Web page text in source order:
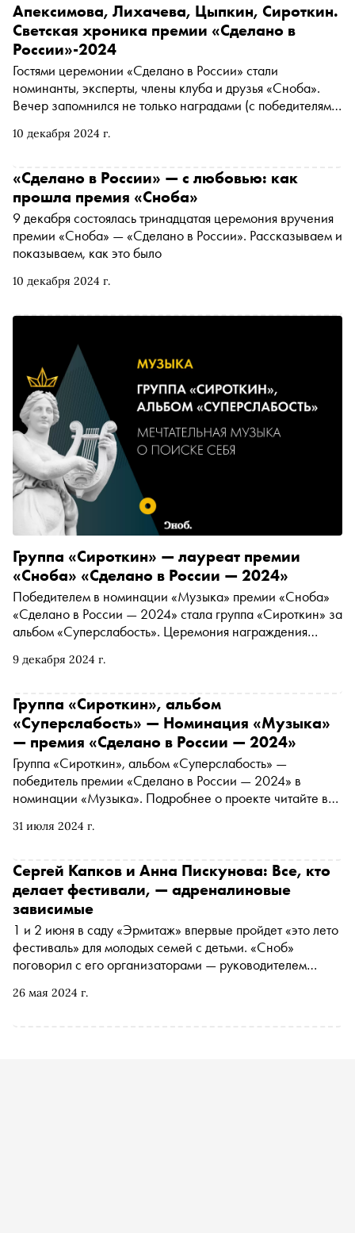
10 декабря 2024 г.
Апексимова, Лихачева, Цыпкин, Сироткин.
Светская хроника премии «Сделано в
России»-2024
Гостями церемонии «Сделано в России» стали
номинанты, эксперты, члены клуба и друзья «Сноба».
Вечер запомнился не только наградами (с победителями
теплыми встречами. Смотрим, как это было
10 декабря 2024 г.
«Сделано в России» — с любовью: как
прошла премия «Сноба»
9 декабря состоялась тринадцатая церемония вручения
премии «Сноба» — «Сделано в России». Рассказываем и
показываем, как это было
9 декабря 2024 г.
Группа «Сироткин» — лауреат премии
«Сноба» «Сделано в России — 2024»
Победителем в номинации «Музыка» премии «Сноба»
«Сделано в России — 2024» стала группа «Сироткин» за
альбом «Суперслабость». Церемония награждения
31 июля 2024 г.
Группа «Сироткин», альбом
«Суперслабость» — Номинация «Музыка»
— премия «Сделано в России — 2024»
Группа «Сироткин», альбом «Суперслабость» —
победитель премии «Сделано в России — 2024» в
номинации «Музыка». Подробнее о проекте читайте в
26 мая 2024 г.
Сергей Капков и Анна Пискунова: Все, кто
делает фестивали, — адреналиновые
зависимые
1 и 2 июня в саду «Эрмитаж» впервые пройдет «это лето
фестиваль» для молодых семей с детьми. «Сноб»
поговорил с его организаторами — руководителем
директором фестиваля Анной Пискуновой о том, как